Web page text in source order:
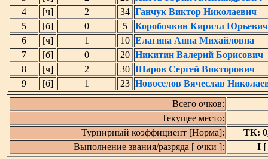
4
[ч] 2 34 Ганчук Виктор Николаевич
5
[б] 0 5
Коробочкин Кирилл Юрьевич
6
[ч] 1 10 Елагина Анна Михайловна
7
[б] 0 20 Никитин Валерий Борисович
8
[ч] 2 30 Шаров Сергей Викторович
9
[б] 1 23 Новоселов Вячеслав
Всего очков:
Текущее место:
Турнирный коэффициент [Норма]:
ТК:
Выполнение звания/разряда [ очки ]:
I [